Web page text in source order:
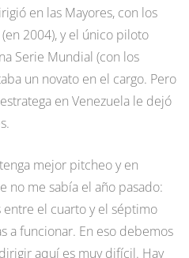
en las Mayores, con los
2004), y el único piloto
Serie Mundial (con los
un novato en el cargo. Pero
en Venezuela le dejó
mejor pitcheo y en
no me sabía el año pasado:
el cuarto y el séptimo
a funcionar. En eso debemos
aquí es muy difícil. Hay